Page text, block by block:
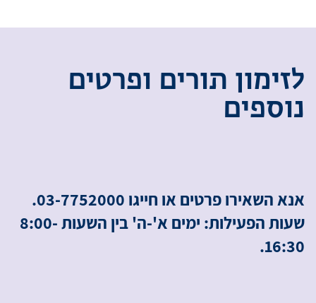
לזימון תורים ופרטים
נוספים
אנא השאירו פרטים או חייגו 03-7752000.
שעות הפעילות: ימים א'-ה' בין השעות 8:00-
16:30.